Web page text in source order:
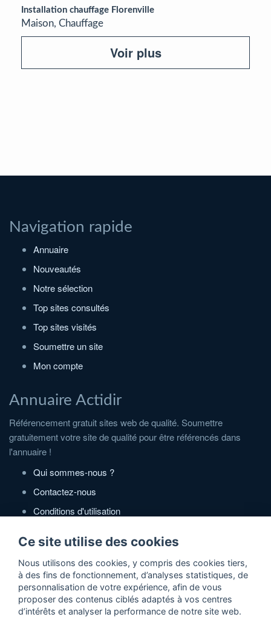
Installation chauffage Florenville
Maison, Chauffage
Voir plus
Navigation rapide
Annuaire
Nouveautés
Notre sélection
Top sites consultés
Top sites visités
Soumettre un site
Mon compte
Annuaire Actidir
Référencement gratuit sites web de qualité. Soumettre
gratuitement votre site de qualité pour être référencés dans
l'annuaire !
Qui sommes-nous ?
Contactez-nous
Conditions d'utilisation
Partenaires
Zone Annonces Gratuites
Locations vacances entre particuliers
Ce site utilise des cookies
Nous utilisons des cookies, y compris des cookies tiers,
à des fins de fonctionnement, d’analyses statistiques, de
personnalisation de votre expérience, afin de vous
proposer des contenus ciblés adaptés à vos centres
d’intérêts et analyser la performance de notre site web.